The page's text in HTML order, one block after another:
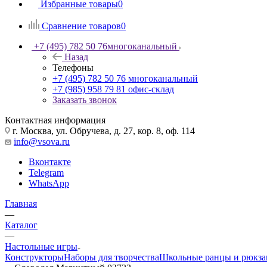
Избранные товары0
Сравнение товаров0
+7 (495) 782 50 76многоканальный
Назад
Телефоны
+7 (495) 782 50 76 многоканальный
+7 (985) 958 79 81 офис-склад
Заказать звонок
Контактная информация
г. Москва, ул. Обручева, д. 27, кор. 8, оф. 114
info@vsova.ru
Вконтакте
Telegram
WhatsApp
Главная
—
Каталог
—
Настольные игры
КонструкторыНаборы для творчестваШкольные ранцы и